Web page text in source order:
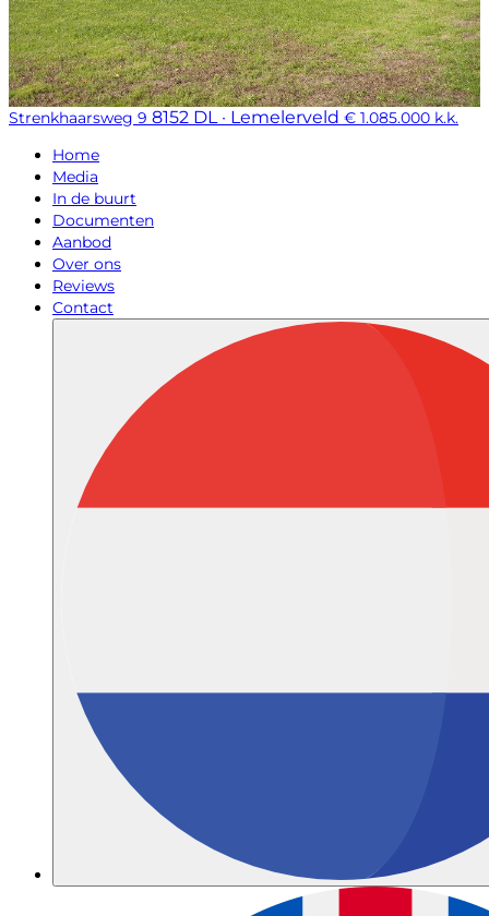
Strenkhaarsweg 9 8152 DL · Lemelerveld € 1.085.000 k.k.
Home
Media
In de buurt
Documenten
Aanbod
Over ons
Reviews
Contact